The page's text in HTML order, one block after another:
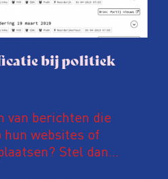
bij politiek
van berichten die
websites of
Stel dan